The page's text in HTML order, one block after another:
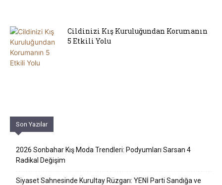
Cildinizi Kış Kuruluğundan Korumanın
5 Etkili Yolu
Son Yazılar
2026 Sonbahar Kış Moda Trendleri: Podyumları Sarsan 4
Radikal Değişim
Siyaset Sahnesinde Kurultay Rüzgarı: YENİ Parti Sandığa ve